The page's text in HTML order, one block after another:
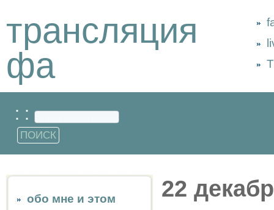
трансляция
фа
: :
обо мне и этом
22